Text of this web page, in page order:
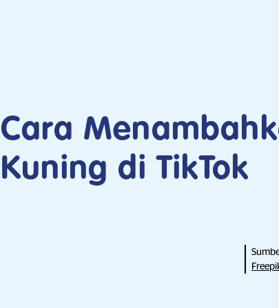
Cara
Kuning di TikTok